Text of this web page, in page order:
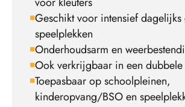
Geschikt voor intensief
speelplekken
Onderhoudsarm en
Ook verkrijgbaar in een
Toepasbaar op schoolpleinen,
kinderopvang/BSO en